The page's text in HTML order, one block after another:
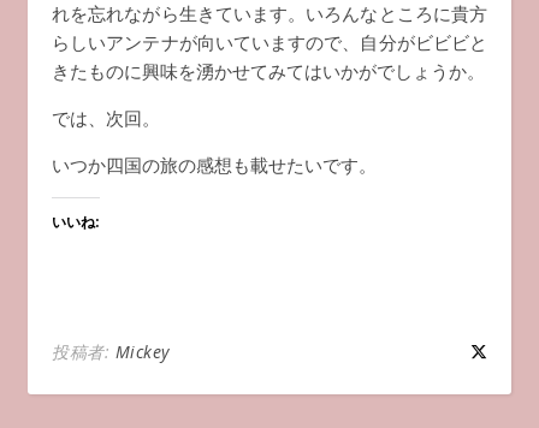
れを忘れながら生きています。いろんなところに貴方
らしいアンテナが向いていますので、自分がビビビと
きたものに興味を湧かせてみてはいかがでしょうか。
では、次回。
いつか四国の旅の感想も載せたいです。
いいね:
投稿者: Mickey